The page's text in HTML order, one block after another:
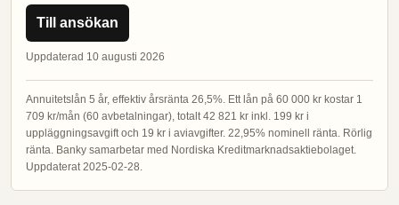
Till ansökan
Uppdaterad 10 augusti 2026
Annuitetslån 5 år, effektiv årsränta 26,5%. Ett lån på 60 000 kr kostar 1
709 kr/mån (60 avbetalningar), totalt 42 821 kr inkl. 199 kr i
uppläggningsavgift och 19 kr i aviavgifter. 22,95% nominell ränta. Rörlig
ränta. Banky samarbetar med Nordiska Kreditmarknadsaktiebolaget.
Uppdaterat 2025-02-28.